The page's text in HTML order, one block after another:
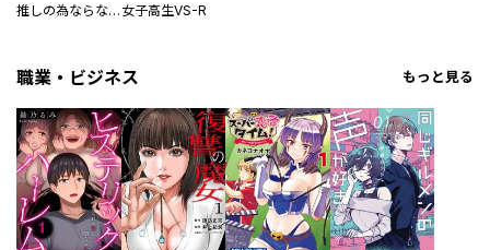
推しの為ならなんでもします！ 女子高生VS-R
職業・ビジネス もっと見る